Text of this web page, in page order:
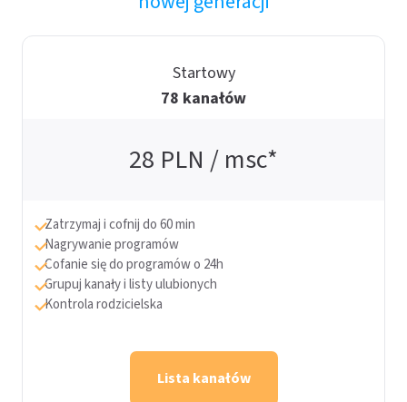
Startowy
78 kanałów
28 PLN / msc*
Zatrzymaj i cofnij do 60 min
Nagrywanie programów
Cofanie się do programów o 24h
Grupuj kanały i listy ulubionych
Kontrola rodzicielska
Lista kanałów